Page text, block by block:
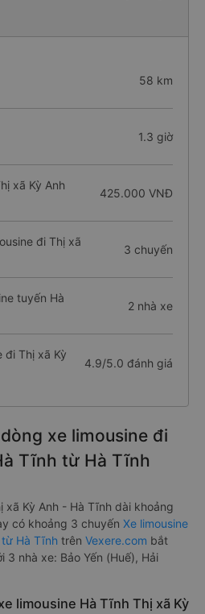
58 km
1.3 giờ
xã Kỳ Anh
425.000 VNĐ
đi Thị xã
3 chuyến
tuyến Hà
2 nhà xe
đi Thị xã Kỳ
4.9/5.0 đánh giá
xe limousine đi
Tĩnh từ Hà Tĩnh
Kỳ Anh - Hà Tĩnh dài khoảng
có khoảng 3 chuyến Xe limousine
Hà Tĩnh trên Vexere.com bắt
nhà xe: Bảo Yến (Huế), Hải
limousine Hà Tĩnh Thị xã Kỳ